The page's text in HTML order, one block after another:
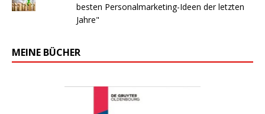
besten Personalmarketing-Ideen der letzten
Jahre"
MEINE BÜCHER